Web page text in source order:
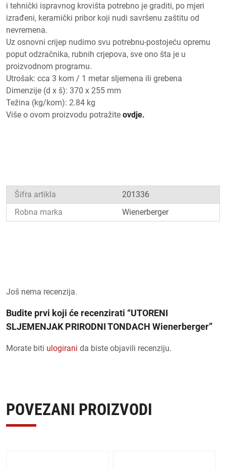
i tehnički ispravnog krovišta potrebno je graditi, po mjeri
izrađeni, keramički pribor koji nudi savršenu zaštitu od
nevremena.
Uz osnovni crijep nudimo svu potrebnu-postojeću opremu
poput odzračnika, rubnih crjepova, sve ono šta je u
proizvodnom programu.
Utrošak: cca 3 kom / 1 metar sljemena ili grebena
Dimenzije (d x š): 370 x 255 mm
Težina (kg/kom): 2.84 kg
Više o ovom proizvodu potražite ovdje.
Šifra artikla
201336
Robna marka
Wienerberger
Još nema recenzija.
Budite prvi koji će recenzirati “UTORENI
SLJEMENJAK PRIRODNI TONDACH Wienerberger”
Morate biti ulogirani da biste objavili recenziju.
POVEZANI PROIZVODI